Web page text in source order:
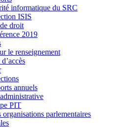
informatique du SRC
ISIS
droit
2019
le renseignement
annuels
PIT
organisations parlementaires